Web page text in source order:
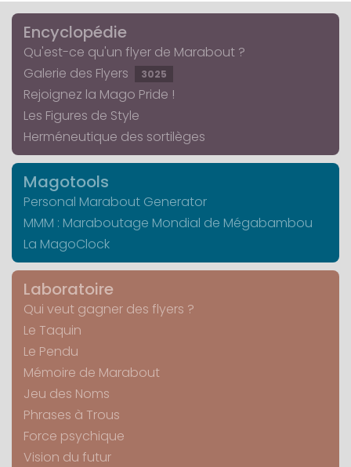
Encyclopédie
Qu'est-ce qu'un flyer de Marabout ?
Galerie des Flyers
3025
Rejoignez la Mago Pride !
Les Figures de Style
Herméneutique des sortilèges
Magotools
Personal Marabout Generator
MMM : Maraboutage Mondial de Mégabambou
La MagoClock
Laboratoire
Qui veut gagner des flyers ?
Le Taquin
Le Pendu
Mémoire de Marabout
Jeu des Noms
Phrases à Trous
Force psychique
Vision du futur